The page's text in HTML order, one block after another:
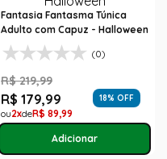
Fantasia Fantasma Túnica
Adulto com Capuz - Halloween
(0)
R$ 219,99
R$ 179,99 18% OFF
2 R$ 89,99